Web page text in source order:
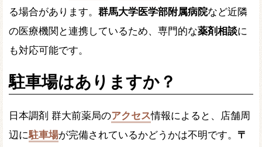
る場合があります。 群馬大学医学部附属病院など近隣
の医療機関と連携しているため、専門的な薬剤相談に
も対応可能です。
駐車場はありますか？
日本調剤 群大前薬局のアクセス情報によると、店舗周
辺に駐車場が完備されているかどうかは不明です。 〒